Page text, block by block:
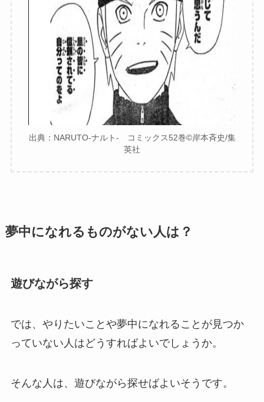
出典：NARUTO-ナルト- コミックス52巻©︎岸本斉史/集
英社
夢中になれるものがない人は？
遊びながら探す
では、やりたいことや夢中になれることが見つか
っていない人はどうすればよいでしょうか。
そんな人は、遊びながら探せばよいそうです。